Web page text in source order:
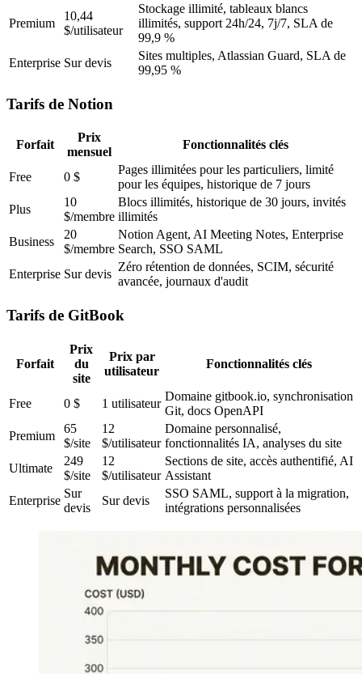
Premium
10,44
$/utilisateur
Stockage illimité, tableaux blancs
illimités, support 24h/24, 7j/7, SLA de
99,9 %
Enterprise Sur devis
Sites multiples, Atlassian Guard, SLA de
99,95 %
Tarifs de Notion
Forfait
Prix
mensuel
Fonctionnalités clés
Free 0 $
Pages illimitées pour les particuliers, limité
pour les équipes, historique de 7 jours
Plus
10
$/membre
Blocs illimités, historique de 30 jours, invités
illimités
Business
20
$/membre
Notion Agent, AI Meeting Notes, Enterprise
Search, SSO SAML
Enterprise Sur devis
Zéro rétention de données, SCIM, sécurité
avancée, journaux d'audit
Tarifs de GitBook
Forfait
Prix
du
site
Prix par
utilisateur
Fonctionnalités clés
Free 0 $ 1 utilisateur
Domaine gitbook.io, synchronisation
Git, docs OpenAPI
Premium
65
$/site
12
$/utilisateur
Domaine personnalisé,
fonctionnalités IA, analyses du site
Ultimate
249
$/site
12
$/utilisateur
Sections de site, accès authentifié, AI
Assistant
Enterprise
Sur
devis
Sur devis
SSO SAML, support à la migration,
intégrations personnalisées